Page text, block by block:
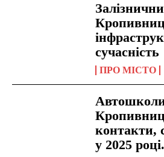
сучасність
ПРО МІСТО
контакти,
у 2025 році.